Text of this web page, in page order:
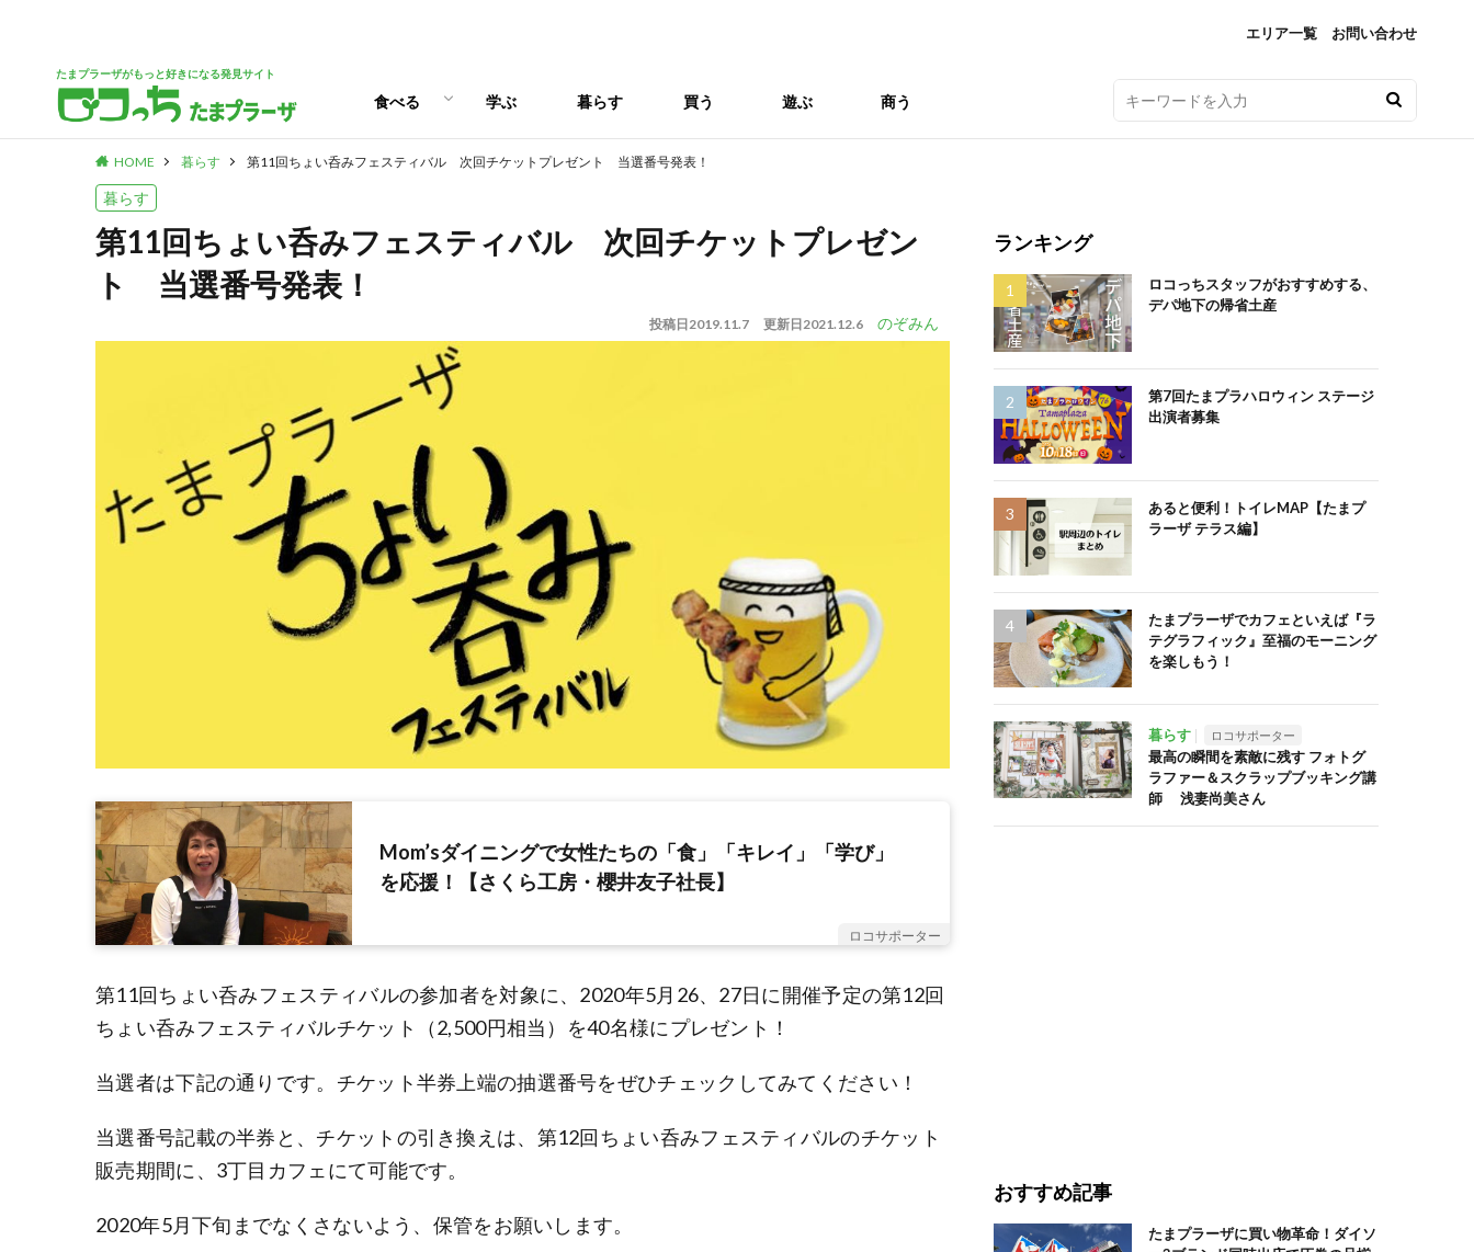
エリア一覧 お問い合わせ
たまプラーザがもっと好きになる発見サイト
食べる
パン
スイーツ
ランチ
カフェ
学ぶ 暮らす 買う 遊ぶ 商う
HOME 暮らす 第11回ちょい呑みフェスティバル 次回チケットプレゼント 当選番号発表！
暮らす
第11回ちょい呑みフェスティバル 次回チケットプレゼン
ト 当選番号発表！
投稿日2019.11.7 更新日2021.12.6 のぞみん
Mom’sダイニングで女性たちの「食」「キレイ」「学び」
を応援！【さくら工房・櫻井友子社長】
ロコサポーター
第11回ちょい呑みフェスティバルの参加者を対象に、2020年5月26、27日に開催予定の第12回
ちょい呑みフェスティバルチケット（2,500円相当）を40名様にプレゼント！
当選者は下記の通りです。チケット半券上端の抽選番号をぜひチェックしてみてください！
当選番号記載の半券と、チケットの引き換えは、第12回ちょい呑みフェスティバルのチケット
販売期間に、3丁目カフェにて可能です。
2020年5月下旬までなくさないよう、保管をお願いします。
ランキング
ロコっちスタッフがおすすめする、
デパ地下の帰省土産
第7回たまプラハロウィン ステージ
出演者募集
あると便利！トイレMAP【たまプ
ラーザ テラス編】
たまプラーザでカフェといえば『ラ
テグラフィック』至福のモーニング
を楽しもう！
暮らす ロコサポーター
最高の瞬間を素敵に残す フォトグ
ラファー＆スクラップブッキング講
師 浅妻尚美さん
おすすめ記事
たまプラーザに買い物革命！ダイソ